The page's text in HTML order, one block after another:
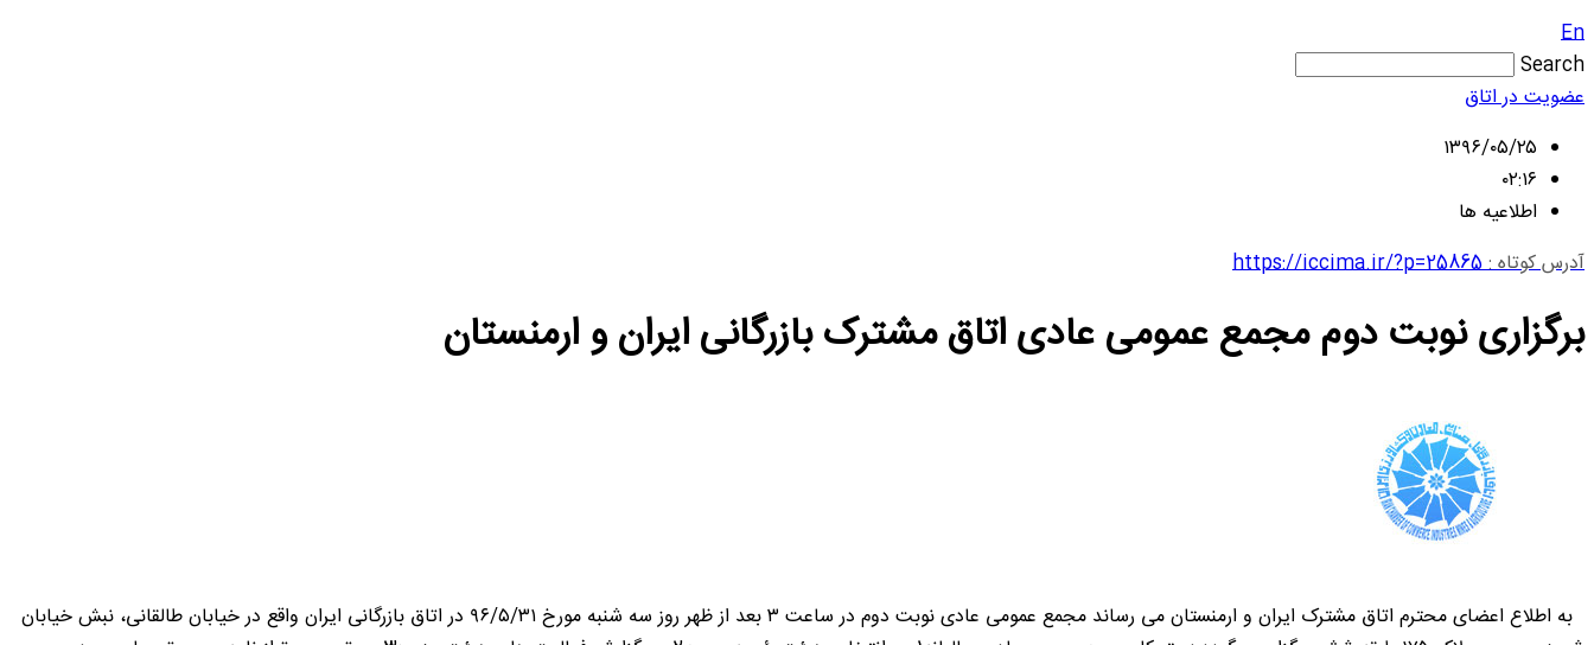
En
Search
عضویت در اتاق
۱۳۹۶/۰۵/۲۵
۰۲:۱۶
اطلاعیه ها
آدرس کوتاه :https://iccima.ir/?p=25865
برگزاری نوبت دوم مجمع عمومی عادی اتاق مشترک بازرگانی ایران و ارمنستان
به اطلاع اعضای محترم اتاق مشترک ایران و ارمنستان می رساند مجمع عمومی عادی نوبت دوم در ساعت ۳ بعد از ظهر روز سه شنبه مورخ ۹۶/۵/۳۱ در اتاق بازرگانی ایران واقع در خیابان طالقانی، نبش خیابان